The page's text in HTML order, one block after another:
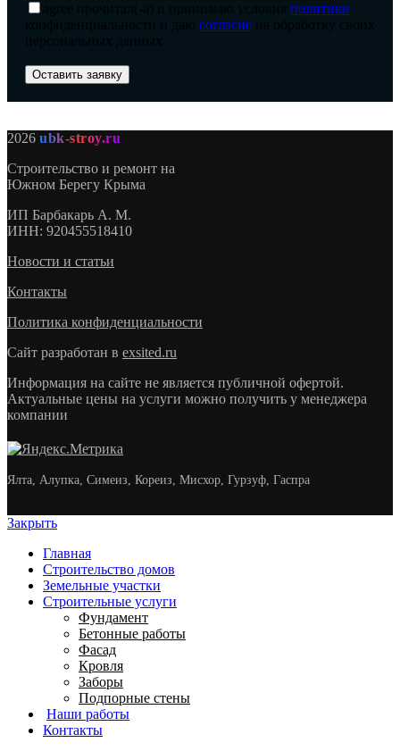
agree прочитал(-а) и принимаю условия политики
конфиденциальности и даю согласие на обработку своих
персональных данных
2026 ubk-stroy.ru
Строительство и ремонт на
Южном Берегу Крыма
ИП Барбакарь А. М.
ИНН: 920455518410
Новости и статьи
Контакты
Политика конфиденциальности
Сайт разработан в exsited.ru
Информация на сайте не является публичной офертой.
Актуальные цены на услуги можно получить у менеджера
компании
Ялта, Алупка, Симеиз, Кореиз, Мисхор, Гурзуф, Гаспра
Закрыть
Главная
Строительство домов
Земельные участки
Строительные услуги
Фундамент
Бетонные работы
Фасад
Кровля
Заборы
Подпорные стены
Наши работы
Контакты